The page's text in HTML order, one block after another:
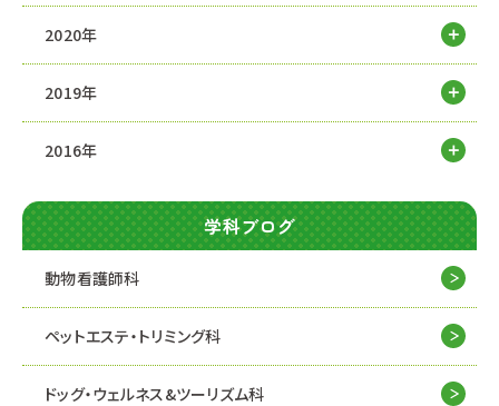
2020年
2019年
2016年
学科ブログ
動物看護師科
ペットエステ・トリミング科
ドッグ・ウェルネス&ツーリズム科